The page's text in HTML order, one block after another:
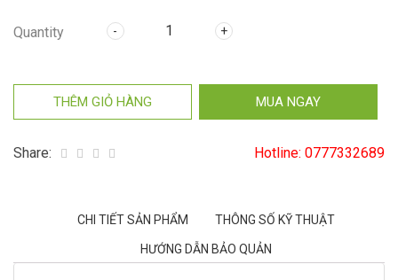
Quantity
THÊM GIỎ HÀNG MUA NGAY
Share: Hotline: 0777332689
CHI TIẾT SẢN PHẨM THÔNG SỐ KỸ THUẬT
HƯỚNG DẪN BẢO QUẢN